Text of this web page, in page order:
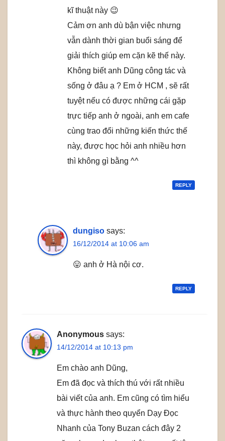
kĩ thuật này 😉
Cảm ơn anh dù bận việc nhưng
vẫn dành thời gian buổi sáng để
giải thích giúp em cặn kẽ thế này.
Không biết anh Dũng công tác và
sống ở đâu ạ ? Em ở HCM , sẽ rất
tuyệt nếu có được những cái gặp
trực tiếp anh ở ngoài, anh em cafe
cùng trao đổi những kiến thức thế
này, được học hỏi anh nhiều hơn
thì không gì bằng ^^
REPLY
dungiso says:
16/12/2014 at 10:06 am
😛 anh ở Hà nội cơ.
REPLY
Anonymous says:
14/12/2014 at 10:13 pm
Em chào anh Dũng,
Em đã đọc và thích thú với rất nhiều
bài viết của anh. Em cũng có tìm hiểu
và thực hành theo quyển Dạy Đọc
Nhanh của Tony Buzan cách đây 2